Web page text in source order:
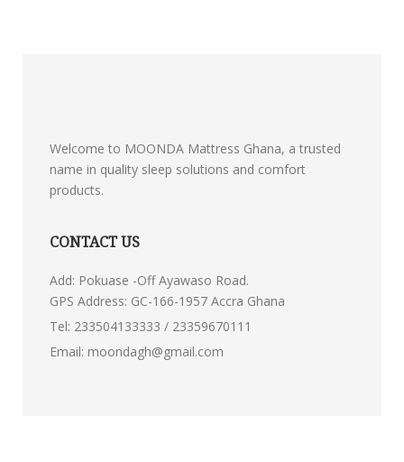
Welcome to MOONDA Mattress Ghana, a trusted
name in quality sleep solutions and comfort
products.
CONTACT US
Add: Pokuase -Off Ayawaso Road.
GPS Address: GC-166-1957 Accra Ghana
Tel: 233504133333 / 23359670111
Email: moondagh@gmail.com